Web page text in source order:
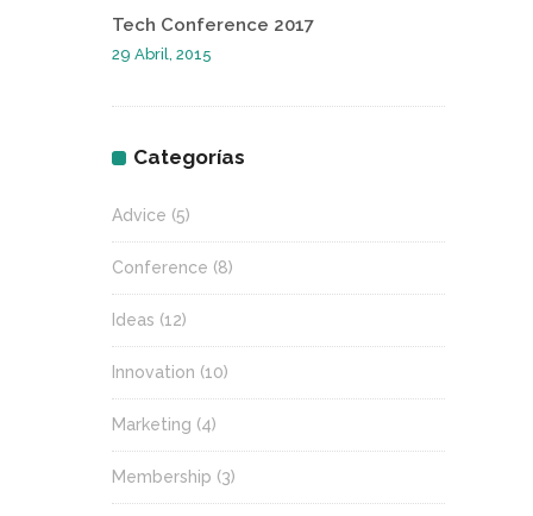
Tech Conference 2017
29 Abril, 2015
Categorías
Advice (5)
Conference (8)
Ideas (12)
Innovation (10)
Marketing (4)
Membership (3)